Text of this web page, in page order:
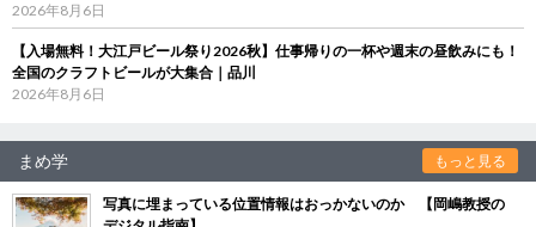
2026年8月6日
【入場無料！大江戸ビール祭り2026秋】仕事帰りの一杯や週末の昼飲みにも！
全国のクラフトビールが大集合｜品川
2026年8月6日
まめ学 もっと見る
写真に埋まっている位置情報はおっかないのか 【岡嶋教授の